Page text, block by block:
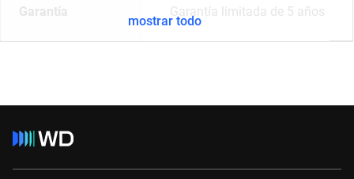
Garantía Garantía limitada de 5 años
mostrar todo